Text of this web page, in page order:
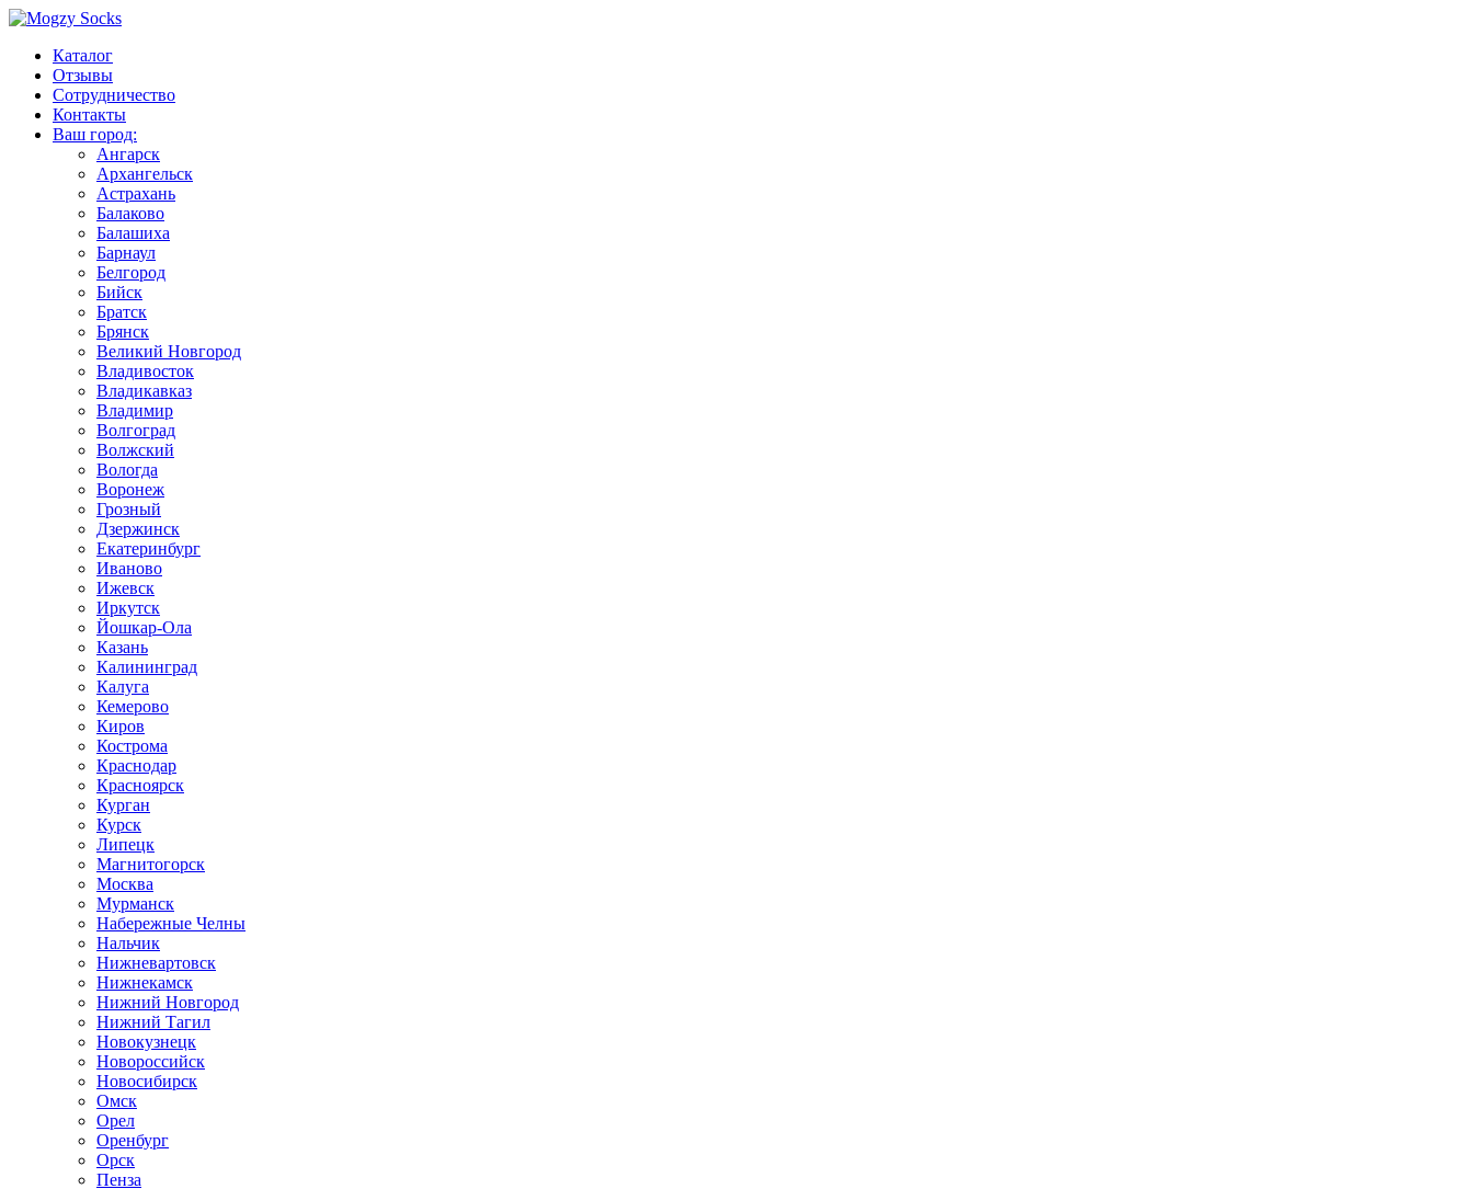
Каталог
Отзывы
Сотрудничество
Контакты
Ваш город:
Ангарск
Архангельск
Астрахань
Балаково
Балашиха
Барнаул
Белгород
Бийск
Братск
Брянск
Великий Новгород
Владивосток
Владикавказ
Владимир
Волгоград
Волжский
Вологда
Воронеж
Грозный
Дзержинск
Екатеринбург
Иваново
Ижевск
Иркутск
Йошкар-Ола
Казань
Калининград
Калуга
Кемерово
Киров
Кострома
Краснодар
Красноярск
Курган
Курск
Липецк
Магнитогорск
Москва
Мурманск
Набережные Челны
Нальчик
Нижневартовск
Нижнекамск
Нижний Новгород
Нижний Тагил
Новокузнецк
Новороссийск
Новосибирск
Омск
Орел
Оренбург
Орск
Пенза